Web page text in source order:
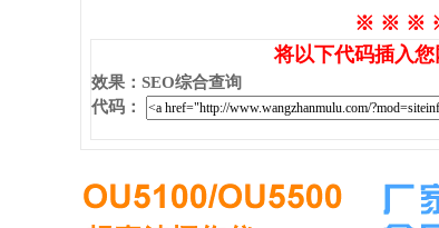
※ ※ ※ ※
将以下代码插入
效果 ： SEO综合查询
代码 ：